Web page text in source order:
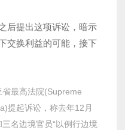
后提出这项诉讼，暗示
交换利益的可能，接下
最高法院(Supreme
提起诉讼，称去年12月
名边境官员“以例行边境